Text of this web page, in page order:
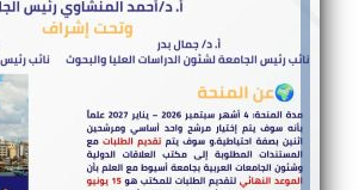
والحنجرة ينجح في استئصال ورم خبيث
جديد بمستشفيات الجامعة...